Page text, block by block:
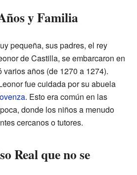
y Familia
pequeña, sus padres, el rey
de Castilla, se embarcaron en
varios años (de 1270 a 1274).
fue cuidada por su abuela
. Esto era común en las
donde los niños a menudo
cercanos o tutores.
Real que no se